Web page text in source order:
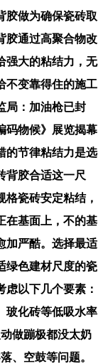
胶做为确保瓷砖取
胶通过高聚合物改
强大的粘结力，无
不变靠得住的施工
局：加油枪已封
码物候》展览揭幕
的节律粘结力是选
背胶合适这一尺
瓷砖安定粘结，
在基面上，不的基
加严酷。选择最适
绿色建材尺度的瓷
以下几个要素：
玻化砖等低吸水率
做蹦极都没太奶
、空鼓等问题。